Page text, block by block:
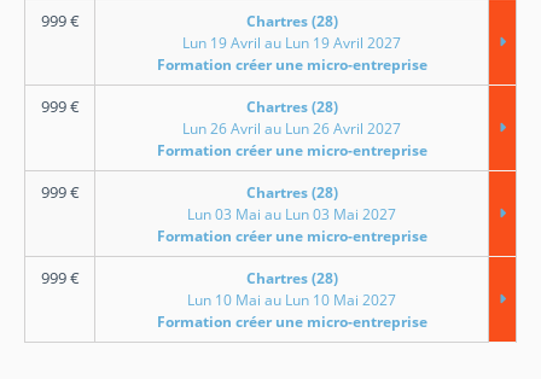
999€
Chartres (28)
Lun 19 Avril au Lun 19 Avril 2027
Formation créer une micro-entreprise
999€
Chartres (28)
Lun 26 Avril au Lun 26 Avril 2027
Formation créer une micro-entreprise
999€
Chartres (28)
Lun 03 Mai au Lun 03 Mai 2027
Formation créer une micro-entreprise
999€
Chartres (28)
Lun 10 Mai au Lun 10 Mai 2027
Formation créer une micro-entreprise